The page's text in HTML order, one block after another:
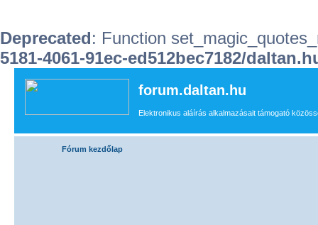
Deprecated: Function
5181-4061-91ec-ed512bec7182/
forum.daltan.hu
Elektronikus aláírás alkalmazásait támogató
Fórum kezdőlap